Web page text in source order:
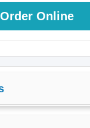
Order Online